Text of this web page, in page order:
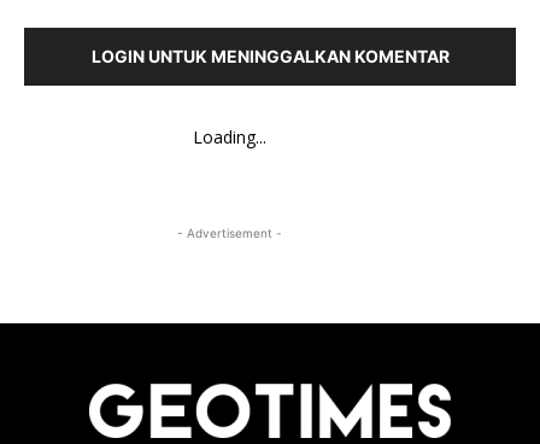
LOGIN UNTUK MENINGGALKAN KOMENTAR
Loading...
- Advertisement -